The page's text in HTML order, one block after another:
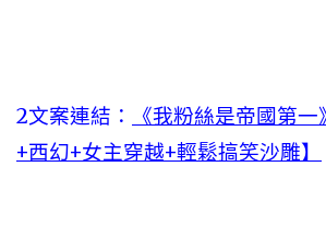
2文案連結：
《我粉絲是帝國第
+西幻+女主穿越+輕鬆搞笑沙雕】